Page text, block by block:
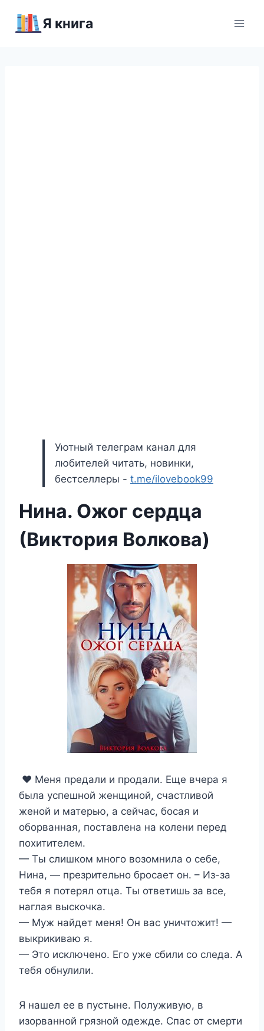
Я книга
Уютный телеграм канал для
любителей читать, новинки,
бестселлеры - t.me/ilovebook99
Нина. Ожог сердца
(Виктория Волкова)
‍❤️‍ Меня предали и продали. Еще вчера я
была успешной женщиной, счастливой
женой и матерью, а сейчас, босая и
оборванная, поставлена на колени перед
похитителем.
— Ты слишком много возомнила о себе,
Нина, — презрительно бросает он. – Из-за
тебя я потерял отца. Ты ответишь за все,
наглая выскочка.
— Муж найдет меня! Он вас уничтожит! —
выкрикиваю я.
— Это исключено. Его уже сбили со следа. А
тебя обнулили.
Я нашел ее в пустыне. Полуживую, в
изорванной грязной одежде. Спас от смерти